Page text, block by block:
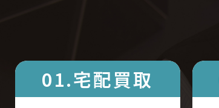
01.宅配買取